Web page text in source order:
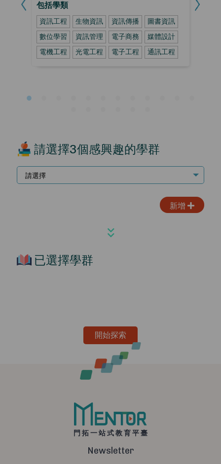
兌換中心
登出
包括學類
資訊工程 生物資訊 資訊傳播
圖書資訊
數位學習
資訊管理 電子商務
媒體設計
電機工程
光電工程 電子工程 通訊工程
請選擇3個感興趣的學群
請選擇
新增
已選擇學群
開始探索
門拓一站式教育平臺
Newsletter